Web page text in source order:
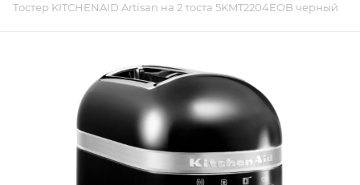
Тостер KITCHENAID Artisan на 2 тоста 5KMT2204EOB черный